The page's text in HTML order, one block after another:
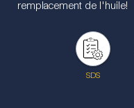
remplacement de l'huile!
SDS